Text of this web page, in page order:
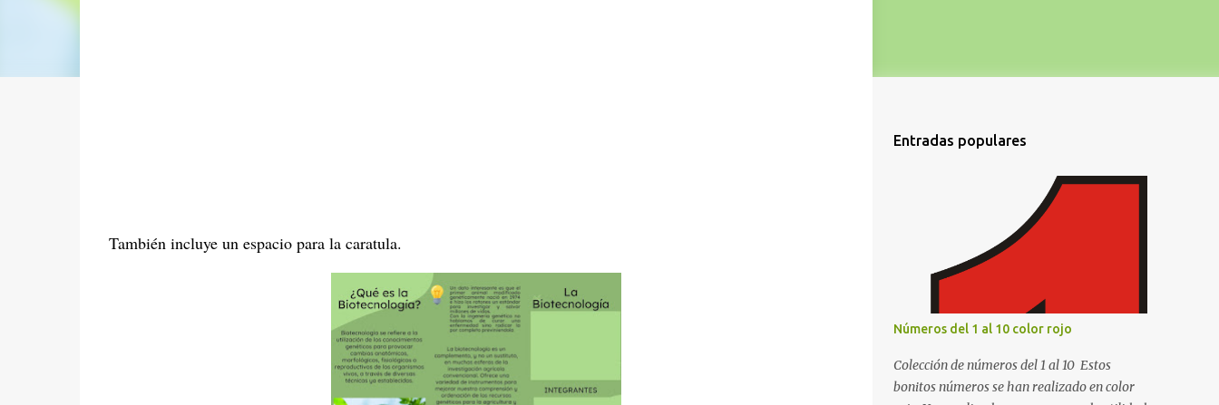
También incluye un espacio para la caratula.
Entradas populares
Números del 1 al 10 color rojo
Colección de números del 1 al 10 Estos
bonitos números se han realizado en color